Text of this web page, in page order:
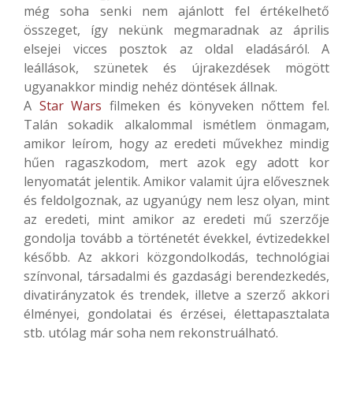
még soha senki nem ajánlott fel értékelhető
összeget, így nekünk megmaradnak az április
elsejei vicces posztok az oldal eladásáról. A
leállások, szünetek és újrakezdések mögött
ugyanakkor mindig nehéz döntések állnak.
A Star Wars filmeken és könyveken nőttem fel.
Talán sokadik alkalommal ismétlem önmagam,
amikor leírom, hogy az eredeti művekhez mindig
hűen ragaszkodom, mert azok egy adott kor
lenyomatát jelentik. Amikor valamit újra elővesznek
és feldolgoznak, az ugyanúgy nem lesz olyan, mint
az eredeti, mint amikor az eredeti mű szerzője
gondolja tovább a történetét évekkel, évtizedekkel
később. Az akkori közgondolkodás, technológiai
színvonal, társadalmi és gazdasági berendezkedés,
divatirányzatok és trendek, illetve a szerző akkori
élményei, gondolatai és érzései, élettapasztalata
stb. utólag már soha nem rekonstruálható.